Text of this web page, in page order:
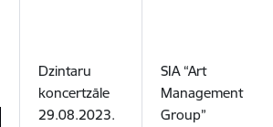
Dzintaru
koncertzāle
29.08.2023.
SIA “Art
Management
Group”